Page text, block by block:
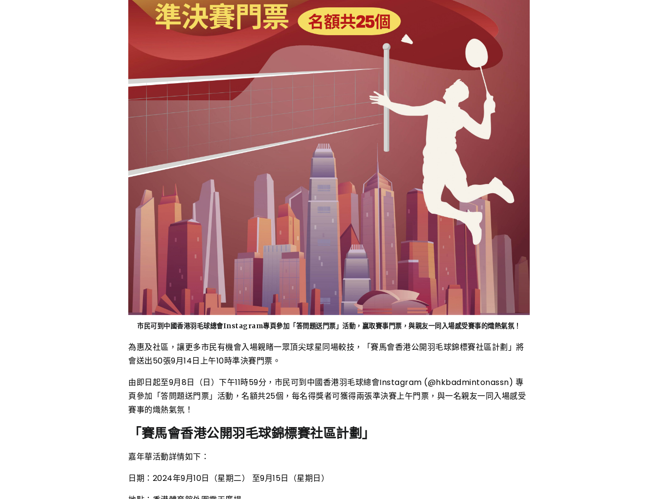
市民可到中國香港羽毛球總會Instagram專頁參加「答問題送門票」活動，贏取賽事門票，與親友一同入場感受賽事的熾熱氣氛！
為惠及社區，讓更多市民有機會入場親睹一眾頂尖球星同場較技，「賽馬會香港公開羽毛球錦標賽社區計劃」將
會送出50張9月14日上午10時準決賽門票。
由即日起至9月8日（日）下午11時59分，市民可到中國香港羽毛球總會Instagram (@hkbadmintonassn) 專
頁參加「答問題送門票」活動，名額共25個，每名得獎者可獲得兩張準決賽上午門票，與一名親友一同入場感受
賽事的熾熱氣氛！
「賽馬會香港公開羽毛球錦標賽社區計劃」
嘉年華活動詳情如下：
日期：2024年9月10日（星期二） 至9月15日（星期日）